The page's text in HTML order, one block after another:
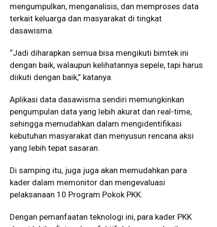
mengumpulkan, menganalisis, dan memproses data
terkait keluarga dan masyarakat di tingkat
dasawisma.
“Jadi diharapkan semua bisa mengikuti bimtek ini
dengan baik, walaupun kelihatannya sepele, tapi harus
diikuti dengan baik,” katanya.
Aplikasi data dasawisma sendiri memungkinkan
pengumpulan data yang lebih akurat dan real-time,
sehingga memudahkan dalam mengidentifikasi
kebutuhan masyarakat dan menyusun rencana aksi
yang lebih tepat sasaran.
Di samping itu, juga juga akan memudahkan para
kader dalam memonitor dan mengevaluasi
pelaksanaan 10 Program Pokok PKK.
Dengan pemanfaatan teknologi ini, para kader PKK